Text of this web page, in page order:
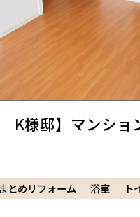
K様邸】マンショ
とめリフォーム 浴室 ト